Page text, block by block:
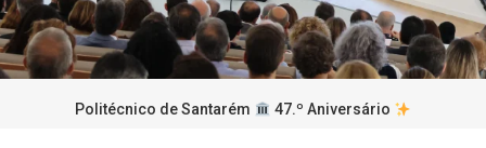
Politécnico de Santarém 47.º Aniversário